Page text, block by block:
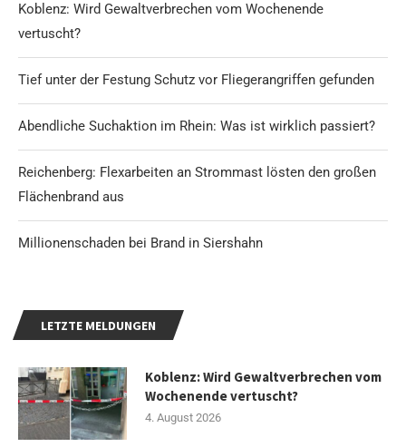
Koblenz: Wird Gewaltverbrechen vom Wochenende
vertuscht?
Tief unter der Festung Schutz vor Fliegerangriffen gefunden
Abendliche Suchaktion im Rhein: Was ist wirklich passiert?
Reichenberg: Flexarbeiten an Strommast lösten den großen
Flächenbrand aus
Millionenschaden bei Brand in Siershahn
LETZTE MELDUNGEN
Koblenz: Wird Gewaltverbrechen vom
Wochenende vertuscht?
4. August 2026